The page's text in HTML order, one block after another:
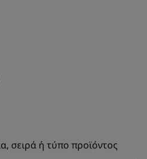
σειρά ή τύπο προϊόντος